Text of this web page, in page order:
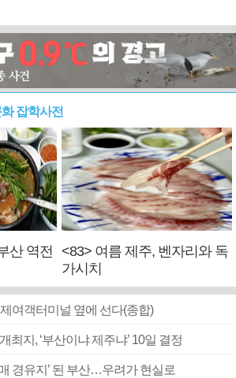
잡학사전
산 역전
<83> 여름 제주, 벤자리와 독
가시치
여객터미널 옆에 선다(종합)
최지, ‘부산이냐 제주냐’ 10일 결정
경유지’ 된 부산…우려가 현실로